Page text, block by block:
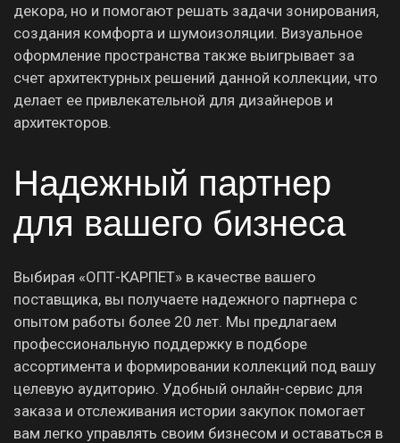
декора, но и помогают решать задачи зонирования,
создания комфорта и шумоизоляции. Визуальное
оформление пространства также выигрывает за
счет архитектурных решений данной коллекции, что
делает ее привлекательной для дизайнеров и
архитекторов.
Надежный партнер
для вашего бизнеса
Выбирая «ОПТ-КАРПЕТ» в качестве вашего
поставщика, вы получаете надежного партнера с
опытом работы более 20 лет. Мы предлагаем
профессиональную поддержку в подборе
ассортимента и формировании коллекций под вашу
целевую аудиторию. Удобный онлайн-сервис для
заказа и отслеживания истории закупок помогает
вам легко управлять своим бизнесом и оставаться в